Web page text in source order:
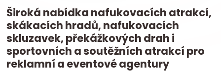
Široká nabídka nafukovacích atrakcí,
skákacích hradů, nafukovacích
skluzavek, překážkových drah i
sportovních a soutěžních atrakcí pro
reklamní a eventové agentury